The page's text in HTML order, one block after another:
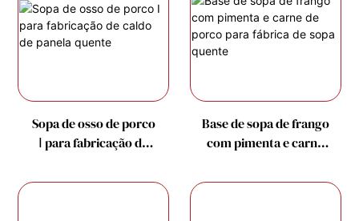
Sopa de osso de porco
Ⅰ para fabricação de
quente
Base de sopa de frango
com pimenta e carne
de sopa quente